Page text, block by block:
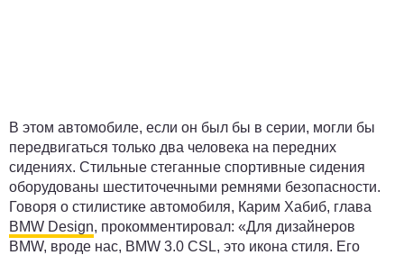
В этом автомобиле, если он был бы в серии, могли бы
передвигаться только два человека на передних
сидениях. Стильные стеганные спортивные сидения
оборудованы шеститочечными ремнями безопасности.
Говоря о стилистике автомобиля, Карим Хабиб, глава
BMW Design, прокомментировал: «Для дизайнеров
BMW, вроде нас, BMW 3.0 CSL, это икона стиля. Его